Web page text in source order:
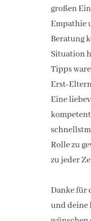
großen
Empathie
Beratung
Situation
Tipps
Erst-
Eine
Rolle zu
zu jeder
Danke für
und deine